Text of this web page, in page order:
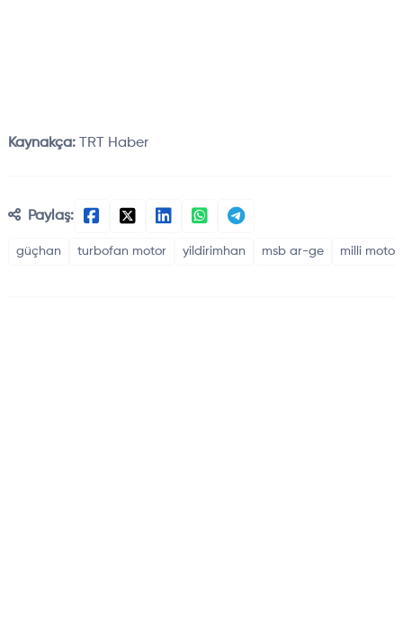
Kaynakça: TRT Haber
Paylaş:
güçhan turbofan motor yildirimhan msb ar-ge milli motor